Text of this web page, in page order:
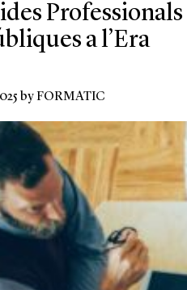
Professionals
a l’Era
byFORMATIC